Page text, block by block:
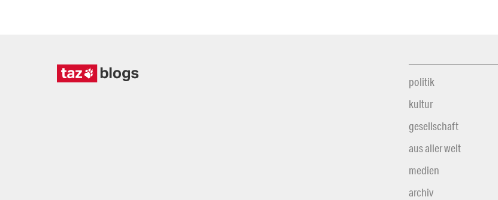
politik
kultur
gesellschaft
aus aller welt
medien
archiv